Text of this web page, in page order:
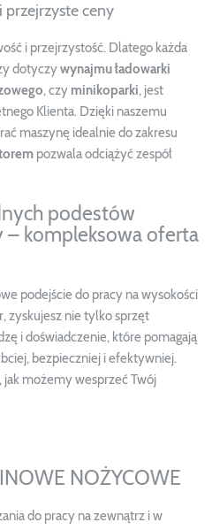
przejrzyste ceny
i przejrzystość. Dlatego każda
dotyczy wynajmu ładowarki
, czy minikoparki, jest
Klienta. Dzięki naszemu
maszynę idealnie do zakresu
pozwala odciążyć zespół
podestów
– kompleksowa oferta
podejście do pracy na wysokości
zyskujesz nie tylko sprzęt
i doświadczenie, które pomagają
bezpieczniej i efektywniej.
jak możemy wesprzeć Twój
NOŻYCOWE
do pracy na zewnątrz i w